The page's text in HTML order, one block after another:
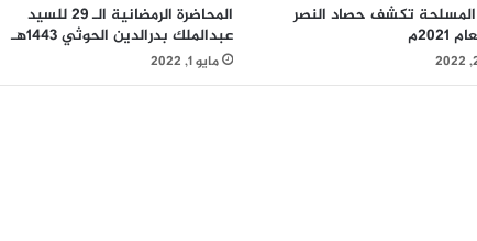
المسلحة تكشف حصاد النصر
المحاضرة الرمضانية الـ 29 للسيد
عبدالملك بدرالدين الحوثي 1443هـ
مايو 1, 2022